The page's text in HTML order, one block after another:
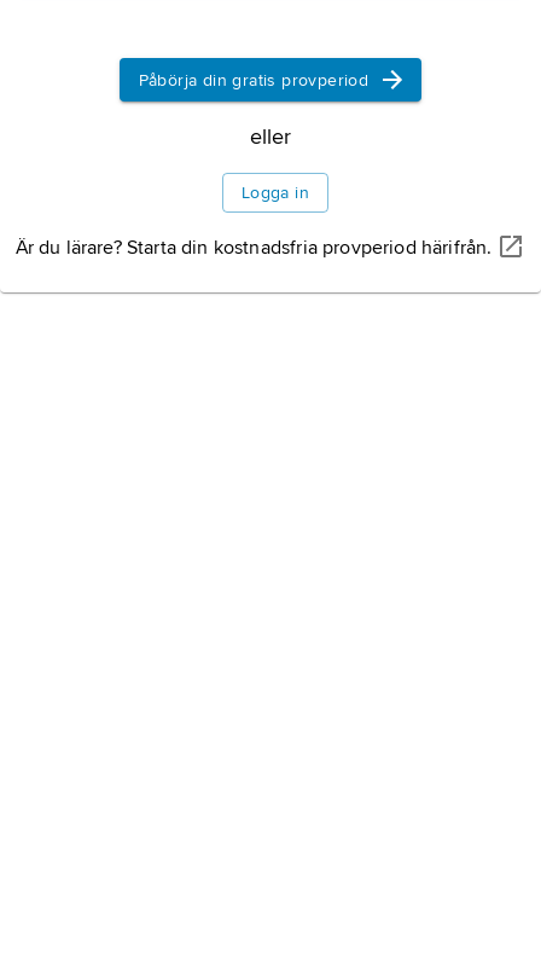
Yard-kommissarien Henry Tibbett och
Information om artikeln
Påbörja din gratis provperiod
eller
Logga in
Är du lärare? Starta din kostnadsfria provperiod härifrån.